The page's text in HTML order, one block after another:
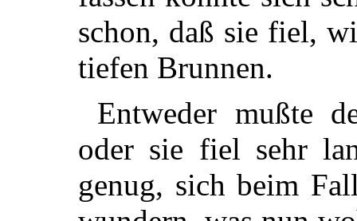
schon, daß sie fiel,
tiefen Brunnen.
Entweder mußte
oder sie fiel sehr
genug, sich beim